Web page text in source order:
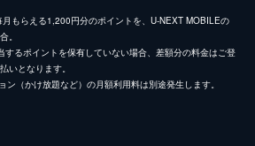
もらえる1,200円分のポイントを、U-NEXT MOBILEの
。
するポイントを保有していない場合、差額分の料金はご登
いとなります。
（かけ放題など）の月額利用料は別途発生します。